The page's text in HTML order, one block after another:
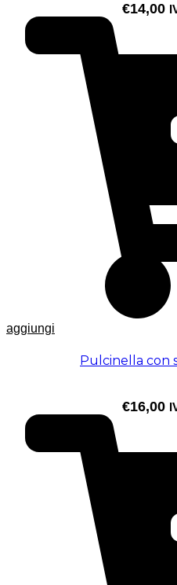
€14,00
aggiungi
Pulcinella con
€16,00